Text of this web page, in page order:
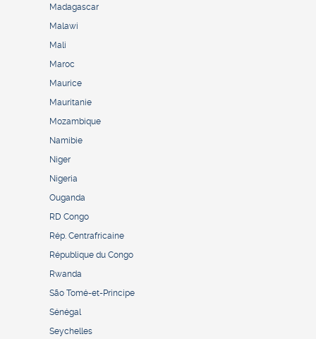
Madagascar
Malawi
Mali
Maroc
Maurice
Mauritanie
Mozambique
Namibie
Niger
Nigeria
Ouganda
RD Congo
Rép. Centrafricaine
République du Congo
Rwanda
São Tomé-et-Principe
Sénégal
Seychelles